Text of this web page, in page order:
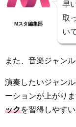
Mスタ編集部
早
取
い
また、音楽ジャン
演奏したいジャン
ーションが上がり
ックを習得しやすい